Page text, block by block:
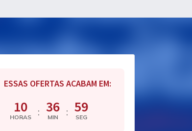
ESSAS OFERTAS ACABAM EM:
10
HORAS : 36
MIN : 58
SEG